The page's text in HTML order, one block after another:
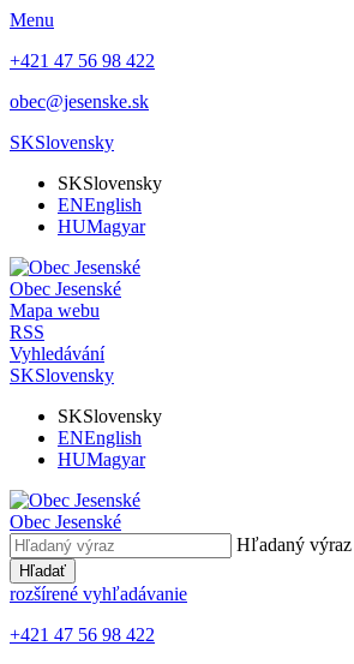
Menu
+421 47 56 98 422
obec@jesenske.sk
SKSlovensky
SKSlovensky
ENEnglish
HUMagyar
Obec Jesenské
Mapa webu
RSS
Vyhledávání
SKSlovensky
SKSlovensky
ENEnglish
HUMagyar
Obec Jesenské
Hľadaný výraz
Hľadať
rozšírené vyhľadávanie
+421 47 56 98 422